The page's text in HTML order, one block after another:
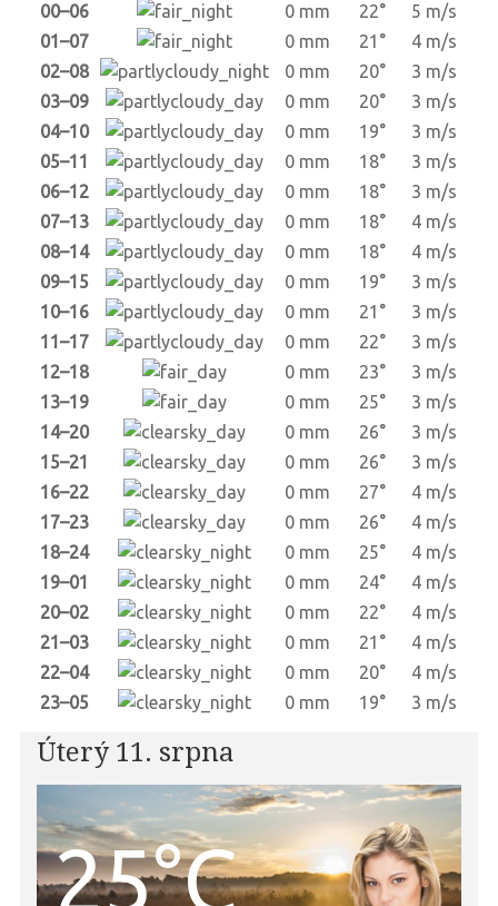
00–06
0 mm 22°
5 m/s
01–07
0 mm 21°
4 m/s
02–08
0 mm 20°
3 m/s
03–09
0 mm 20°
3 m/s
04–10
0 mm 19°
3 m/s
05–11
0 mm 18°
3 m/s
06–12
0 mm 18°
3 m/s
07–13
0 mm 18°
4 m/s
08–14
0 mm 18°
4 m/s
09–15
0 mm 19°
3 m/s
10–16
0 mm 21°
3 m/s
11–17
0 mm 22°
3 m/s
12–18
0 mm 23°
3 m/s
13–19
0 mm 25°
3 m/s
14–20
0 mm 26°
3 m/s
15–21
0 mm 26°
3 m/s
16–22
0 mm 27°
4 m/s
17–23
0 mm 26°
4 m/s
18–24
0 mm 25°
4 m/s
19–01
0 mm 24°
4 m/s
20–02
0 mm 22°
4 m/s
21–03
0 mm 21°
4 m/s
22–04
0 mm 20°
4 m/s
23–05
0 mm 19° 3 m/s
Úterý 11. srpna
25°C